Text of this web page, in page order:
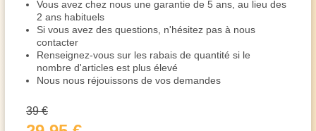
Vous avez chez nous une garantie de 5 ans, au lieu des
2 ans habituels
Si vous avez des questions, n'hésitez pas à nous
contacter
Renseignez-vous sur les rabais de quantité si le
nombre d'articles est plus élevé
Nous nous réjouissons de vos demandes
39 €